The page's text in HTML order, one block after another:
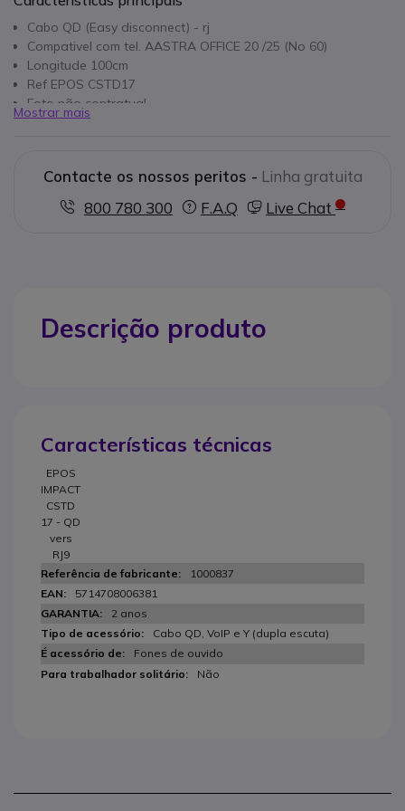
Cabo QD (Easy disconnect) - rj
Compativel com tel. AASTRA OFFICE 20 /25 (No 60)
Longitude 100cm
Ref EPOS CSTD17
Foto não contratual
Mostrar mais
Contacte os nossos peritos - Linha gratuita
800 780 300
F.A.Q Live Chat
Descrição produto
Características técnicas
EPOS
IMPACT
CSTD
17 - QD
vers
RJ9
1000837
5714708006381
2 anos
Cabo QD, VoIP e Y (dupla escuta)
Fones de ouvido
Não